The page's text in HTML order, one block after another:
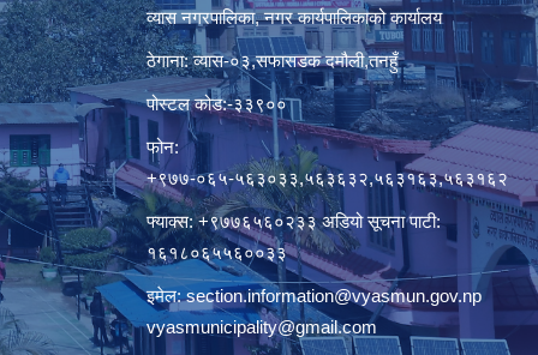
व्यास नगरपालिका, नगर कार्यपालिकाको कार्यालय
ठेगाना: व्यास-०३,सफासडक दमौली,तनहुँ
पोस्टल कोड:-३३९००
फोन:
+९७७-०६५-५६३०३३,५६३६३२,५६३१६३,५६३१६२
फ्याक्स: +९७७६५६०२३३ अडियो सूचना पाटी:
१६१८०६५५६००३३
इमेल:section.information@vyasmun.gov.np
vyasmunicipality@gmail.com